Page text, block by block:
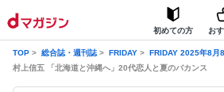
初めての方 お
TOP 総合誌・週刊誌 FRIDAY
FRIDAY 2025年8月
村上信五 「北海道と沖縄へ」20代恋人と夏のバカンス